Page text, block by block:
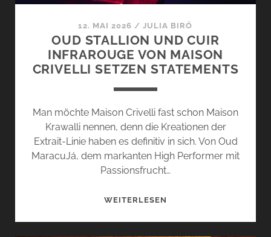
COLLECTION
BEKOMMT
ZUWACHS
12. MAI 2026 /JULIA BIRÓ
OUD STALLION UND CUIR
INFRAROUGE VON MAISON
CRIVELLI SETZEN STATEMENTS
Man möchte Maison Crivelli fast schon Maison
Krawalli nennen, denn die Kreationen der
Extrait-Linie haben es definitiv in sich. Von Oud
MaracuJá, dem markanten High Performer mit
Passionsfrucht…
WEITERLESEN